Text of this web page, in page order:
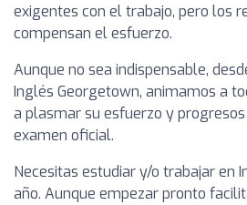
exigentes con el trabajo, pero los
compensan el esfuerzo.
Aunque no sea indispensable,
Inglés Georgetown, animamos a
a plasmar su esfuerzo y
examen oficial.
Necesitas estudiar y/o trabajar en
año. Aunque empezar pronto